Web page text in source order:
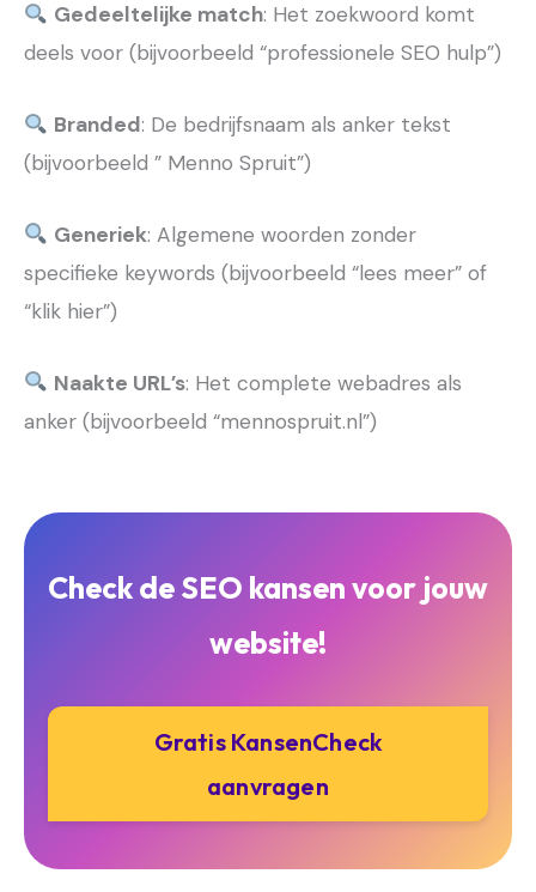
Gedeeltelijke match: Het zoekwoord komt
deels voor (bijvoorbeeld “professionele SEO hulp”)
Branded: De bedrijfsnaam als anker tekst
(bijvoorbeeld ” Menno Spruit”)
Generiek: Algemene woorden zonder
specifieke keywords (bijvoorbeeld “lees meer” of
“klik hier”)
Naakte URL’s: Het complete webadres als
anker (bijvoorbeeld “mennospruit.nl”)
Check de SEO kansen voor jouw
website!
Gratis KansenCheck
aanvragen